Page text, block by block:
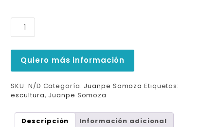
Quiero más información
SKU: N/D Categoría: Juanpe Somoza Etiquetas:
escultura, Juanpe Somoza
Descripción Información adicional